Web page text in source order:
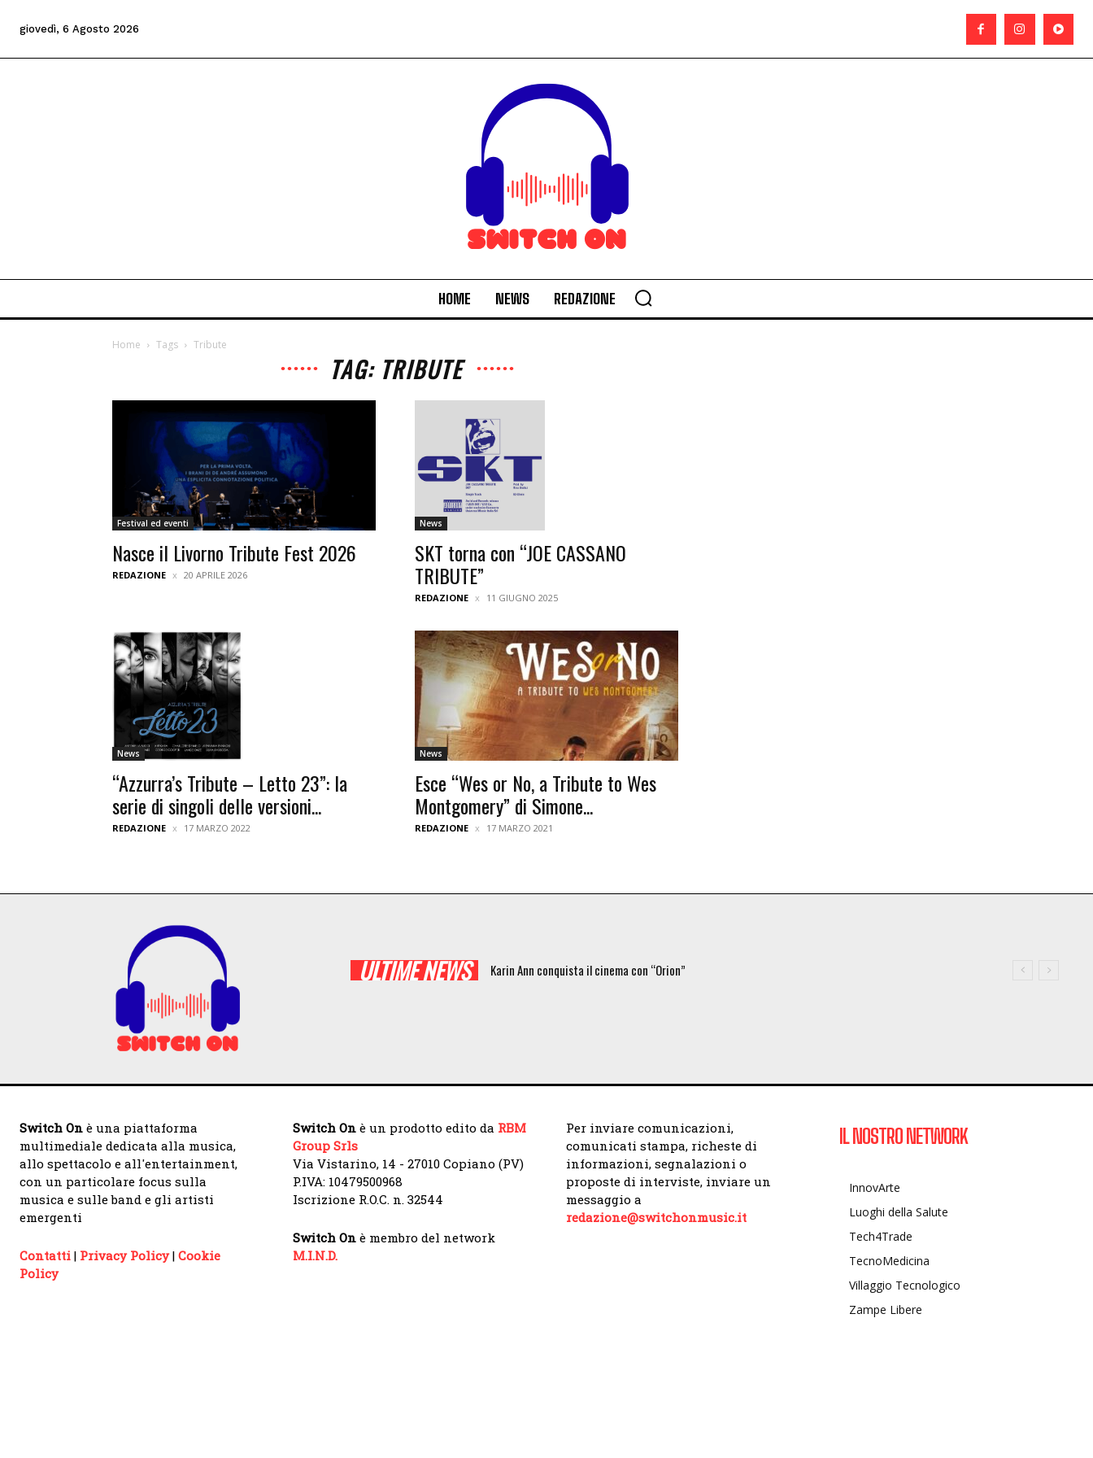
giovedì, 6 Agosto 2026
HOME NEWS REDAZIONE
Home Tags Tribute
TAG: TRIBUTE
Festival ed eventi
Nasce il Livorno Tribute Fest 2026
REDAZIONE 20 APRILE 2026
News
SKT torna con “JOE CASSANO
TRIBUTE”
REDAZIONE 11 GIUGNO 2025
News
“Azzurra’s Tribute – Letto 23”: la
serie di singoli delle versioni...
REDAZIONE 17 MARZO 2022
News
Esce “Wes or No, a Tribute to Wes
Montgomery” di Simone...
REDAZIONE 17 MARZO 2021
ULTIME NEWS Karin Ann conquista il cinema con “Orion”
Switch On è una piattaforma
multimediale dedicata alla musica,
allo spettacolo e all'entertainment,
con un particolare focus sulla
musica e sulle band e gli artisti
emergenti
Contatti | Privacy Policy| Cookie
Policy
Switch On è un prodotto edito da RBM
Group Srls
Via Vistarino, 14 - 27010 Copiano (PV)
P.IVA: 10479500968
Iscrizione R.O.C. n. 32544
Switch On è membro del network
M.I.N.D.
Per inviare comunicazioni,
comunicati stampa, richeste di
informazioni, segnalazioni o
proposte di interviste, inviare un
messaggio a
redazione@switchonmusic.it
IL NOSTRO NETWORK
InnovArte
Luoghi della Salute
Tech4Trade
TecnoMedicina
Villaggio Tecnologico
Zampe Libere